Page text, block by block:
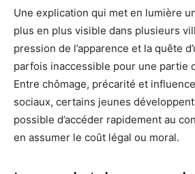
Une explication qui met en lumière
plus en plus visible dans plusieurs
pression de l’apparence et la quête
parfois inaccessible pour une partie
Entre chômage, précarité et
sociaux, certains jeunes développent
possible d’accéder rapidement au
en assumer le coût légal ou moral.